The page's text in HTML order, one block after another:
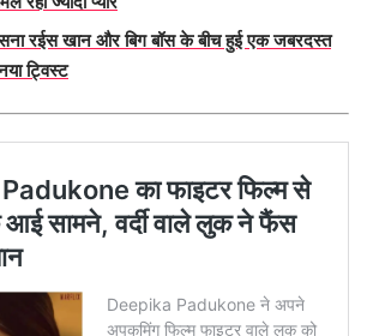
रईस खान और बिग बॉस के बीच हुई एक जबरदस्त
ट्विस्ट